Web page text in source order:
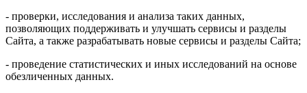
- проверки, исследования и анализа таких данных,
позволяющих поддерживать и улучшать сервисы и разделы
Сайта, а также разрабатывать новые сервисы и разделы Сайта;
- проведение статистических и иных исследований на основе
обезличенных данных.